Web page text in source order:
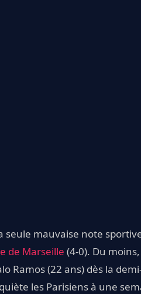
seule mauvaise note
de Marseille (4-0). Du
Ramos (22 ans) dès la
les Parisiens à une